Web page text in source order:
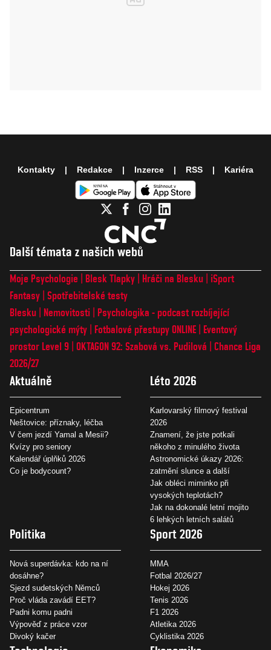
Další témata z našich webů
Moje Psychologie Blesk Tlapky Hráči na Blesku
iSport
Fantasy Spotřebitelské testy
Blesku
Nemovitosti
Psychologika - podcast rozbíjející
psychologické mýty
Fotbalové přestupy ONLINE
Eventový
prostor Level 9 OKTAGON 92: Szabová vs. Pudilová
Chance Liga
2026/27
Aktuálně
Epicentrum
Neštovice: příznaky, léčba
V čem jezdí Yamal a Mesii?
Kvízy pro seniory
Kalendář úplňků 2026
Co je bodycount?
Léto 2026
Karlovarský filmový festival
2026
Znamení, že jste potkali
někoho z minulého života
Astronomické úkazy 2026:
zatmění slunce a další
Jak obléci miminko při
vysokých teplotách?
Jak na dokonalé letní mojito
6 lehkých letních salátů
Politika
Nová superdávka: kdo na ní
dosáhne?
Sjezd sudetských Němců
Proč vláda zavádí EET?
Padni komu padni
Výpověď z práce vzor
Divoký kačer
Sport 2026
MMA
Fotbal 2026/27
Hokej 2026
Tenis 2026
F1 2026
Atletika 2026
Cyklistika 2026
Kontakty Redakce Inzerce RSS Kariéra